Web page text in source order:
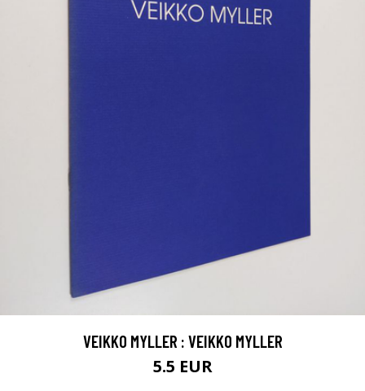
VEIKKO MYLLER : VEIKKO MYLLER
5.5 EUR